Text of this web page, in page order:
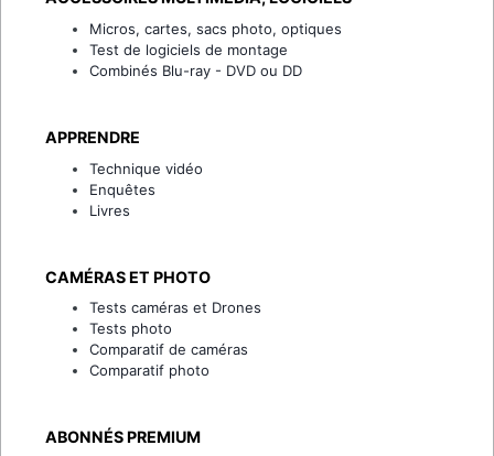
Micros, cartes, sacs photo, optiques
Test de logiciels de montage
Combinés Blu-ray - DVD ou DD
APPRENDRE
Technique vidéo
Enquêtes
Livres
CAMÉRAS ET PHOTO
Tests caméras et Drones
Tests photo
Comparatif de caméras
Comparatif photo
ABONNÉS PREMIUM